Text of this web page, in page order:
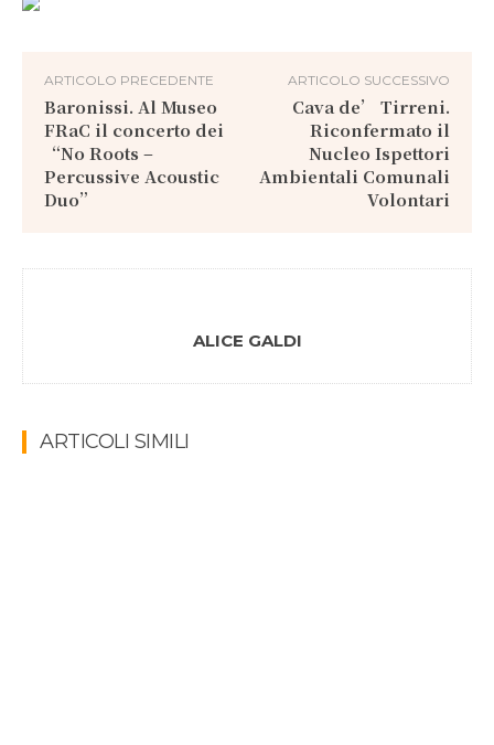
ARTICOLO PRECEDENTE
Baronissi. Al Museo
FRaC il concerto dei
“No Roots –
Percussive Acoustic
Duo”
ARTICOLO SUCCESSIVO
Cava de’ Tirreni.
Riconfermato il
Nucleo Ispettori
Ambientali Comunali
Volontari
ALICE GALDI
ARTICOLI SIMILI